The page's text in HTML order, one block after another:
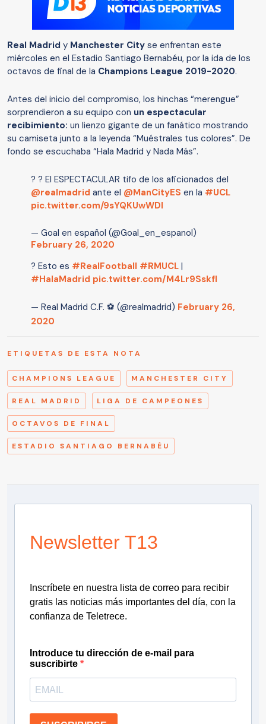
Real Madrid y Manchester City se enfrentan este
miércoles en el Estadio Santiago Bernabéu, por la ida de los
octavos de final de la Champions League 2019-2020.
Antes del inicio del compromiso, los hinchas “merengue”
sorprendieron a su equipo con un espectacular
recibimiento: un lienzo gigante de un fanático mostrando
su camiseta junto a la leyenda “Muéstrales tus colores”. De
fondo se escuchaba “Hala Madrid y Nada Más”.
? ? El ESPECTACULAR tifo de los aficionados del
@realmadrid ante el @ManCityES en la #UCL
pic.twitter.com/9sYQKUwWDl
— Goal en español (@Goal_en_espanol)
February 26, 2020
? Esto es #RealFootball #RMUCL |
#HalaMadrid pic.twitter.com/M4Lr9SskfI
— Real Madrid C.F. ⚽ (@realmadrid) February 26,
2020
ETIQUETAS DE ESTA NOTA
CHAMPIONS LEAGUE MANCHESTER CITY
REAL MADRID LIGA DE CAMPEONES
OCTAVOS DE FINAL
ESTADIO SANTIAGO BERNABÉU
Newsletter T13
Inscríbete en nuestra lista de correo para recibir
gratis las noticias más importantes del día, con la
confianza de Teletrece.
Introduce tu dirección de e-mail para
suscribirte